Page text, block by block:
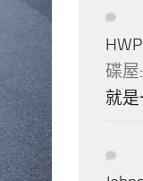
HWP
碟屋
就